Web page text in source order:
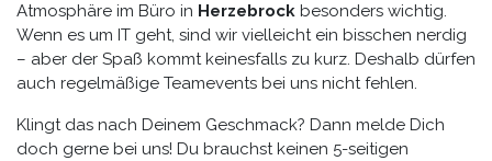
Atmosphäre im Büro in Herzebrock besonders wichtig.
Wenn es um IT geht, sind wir vielleicht ein bisschen nerdig
– aber der Spaß kommt keinesfalls zu kurz. Deshalb dürfen
auch regelmäßige Teamevents bei uns nicht fehlen.
Klingt das nach Deinem Geschmack? Dann melde Dich
doch gerne bei uns! Du brauchst keinen 5-seitigen